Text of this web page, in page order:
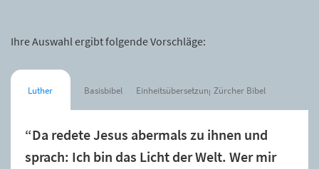
Ihre Auswahl ergibt folgende Vorschläge:
Luther Basisbibel Einheitsübersetzung Zürcher Bibel
“Da redete Jesus abermals zu ihnen und
sprach: Ich bin das Licht der Welt. Wer mir